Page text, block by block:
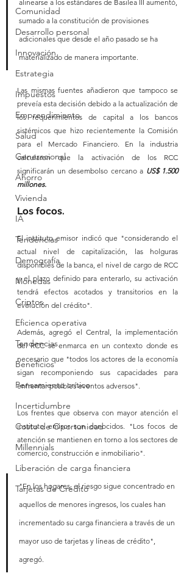
Comunidad
Desarrollo personal
Innovación
Estrategia
Impuestos
Emprendimiento
Salud
Generacional
Ahorro
Vivienda
IA
Tendencias
Demografía
Monedas
Criptos
Eficienca operativa
Tendencias
Beneficios
Pensamiento crítico
Incertidumbre
Costo de Oportunidad
Millennials
Liberación de carga financiera
Tarjetas de Crédito
alinearse a los estándares de Basilea III aumentó,
sumado a la constitución de provisiones
adicionales que desde el año pasado se ha
materializado de manera importante.
Las mismas fuentes añadieron que tampoco se
preveía esta decisión debido a la actualización de
los requerimientos de capital a los bancos
sistémicos que hizo recientemente la Comisión
para el Mercado Financiero. En la industria
calcularon que la activación de los RCC
significarán un desembolso cercano a US$ 1.500
millones.
Los focos.
El instituto emisor indicó que "considerando el
actual nivel de capitalización, las holguras
disponibles de la banca, el nivel de cargo de RCC
y el plazo definido para enterarlo, su activación
tendrá efectos acotados y transitorios en la
evolución del crédito".
Además, agregó el Central, la implementación
del RCC se enmarca en un contexto donde es
necesario que "todos los actores de la economía
sigan recomponiendo sus capacidades para
enfrentar posibles eventos adversos".
Los frentes que observa con mayor atención el
instituto emisor son conocidos. "Los focos de
atención se mantienen en torno a los sectores de
comercio, construcción e inmobiliario".
"En los hogares, el riesgo sigue concentrado en
aquellos de menores ingresos, los cuales han
incrementado su carga financiera a través de un
mayor uso de tarjetas y líneas de crédito",
agregó.